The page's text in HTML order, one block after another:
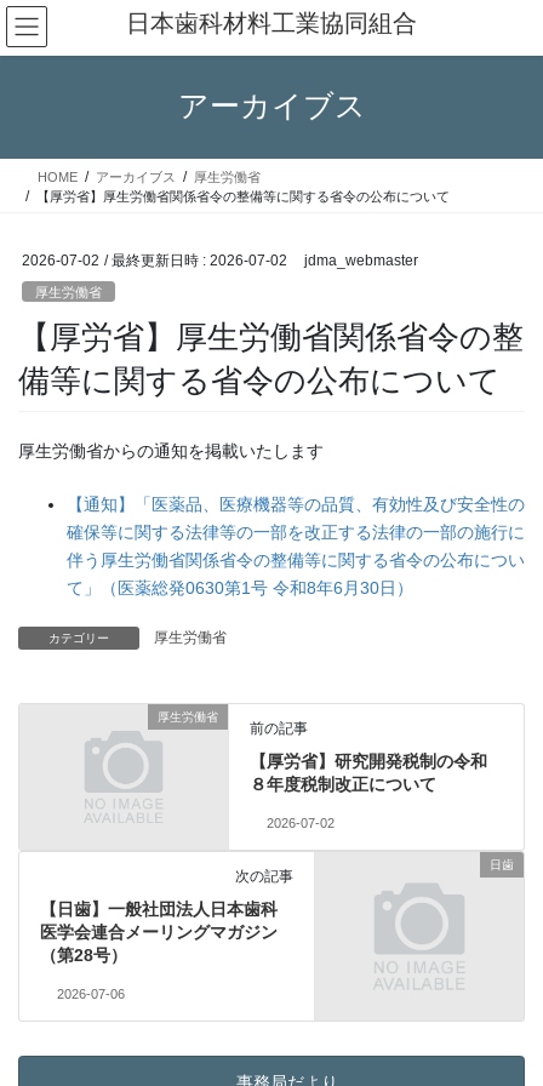
コ
ン
テ
ス
ナ
ビ
ゲ
ン
日本歯科材料工業協同組合
アーカイブス
HOME アーカイブス
厚生労働省
【厚労省】厚生労働省関係省令の整備等に関する省令の公布について
2026-07-02 / 最終更新日時 : 2026-07-02 jdma_webmaster
厚生労働省
【厚労省】厚生労働省関係省令の整
備等に関する省令の公布について
厚生労働省からの通知を掲載いたします
【通知】「医薬品、医療機器等の品質、有効性及び安全性の
確保等に関する法律等の一部を改正する法律の一部の施行に
伴う厚生労働省関係省令の整備等に関する省令の公布につい
て」（医薬総発0630第1号 令和8年6月30日）
カテゴリー 厚生労働省
厚生労働省
前の記事
【厚労省】研究開発税制の令和
８年度税制改正について
2026-07-02
日歯
次の記事
【日歯】一般社団法人日本歯科
医学会連合メーリングマガジン
（第28号）
2026-07-06